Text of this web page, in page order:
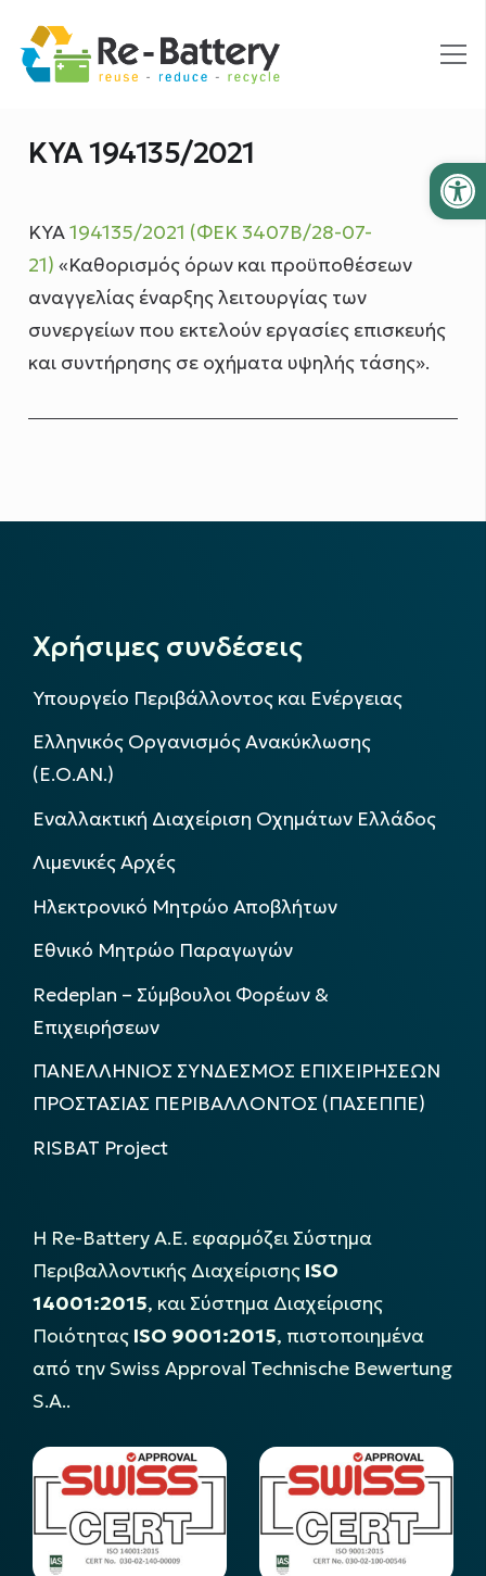
ΚΥΑ 194135/2021
ΚΥΑ194135/2021 (ΦΕΚ 3407Β/28-07-
21) «Καθορισμός όρων και προϋποθέσεων
αναγγελίας έναρξης λειτουργίας των
συνεργείων που εκτελούν εργασίες επισκευής
και συντήρησης σε οχήματα υψηλής τάσης».
Χρήσιμες συνδέσεις
Υπουργείο Περιβάλλοντος και Ενέργειας
Ελληνικός Οργανισμός Ανακύκλωσης
(Ε.Ο.ΑΝ.)
Εναλλακτική Διαχείριση Οχημάτων Ελλάδος
Λιμενικές Αρχές
Ηλεκτρονικό Μητρώο Αποβλήτων
Εθνικό Μητρώο Παραγωγών
Redeplan – Σύμβουλοι Φορέων &
Επιχειρήσεων
ΠΑΝΕΛΛΗΝΙΟΣ ΣΥΝΔΕΣΜΟΣ ΕΠΙΧΕΙΡΗΣΕΩΝ
ΠΡΟΣΤΑΣΙΑΣ ΠΕΡΙΒΑΛΛΟΝΤΟΣ (ΠΑΣΕΠΠΕ)
RISBAT Project
Η Re-Battery Α.Ε. εφαρμόζει Σύστημα
Περιβαλλοντικής Διαχείρισης ISO
14001:2015, και Σύστημα Διαχείρισης
Ποιότητας ISO 9001:2015, πιστοποιημένα
από την Swiss Approval Technische Bewertung
S.A..